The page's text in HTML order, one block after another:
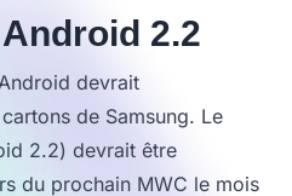
2.2
devrait
de Samsung. Le
2.2) devrait être
du prochain MWC le mois